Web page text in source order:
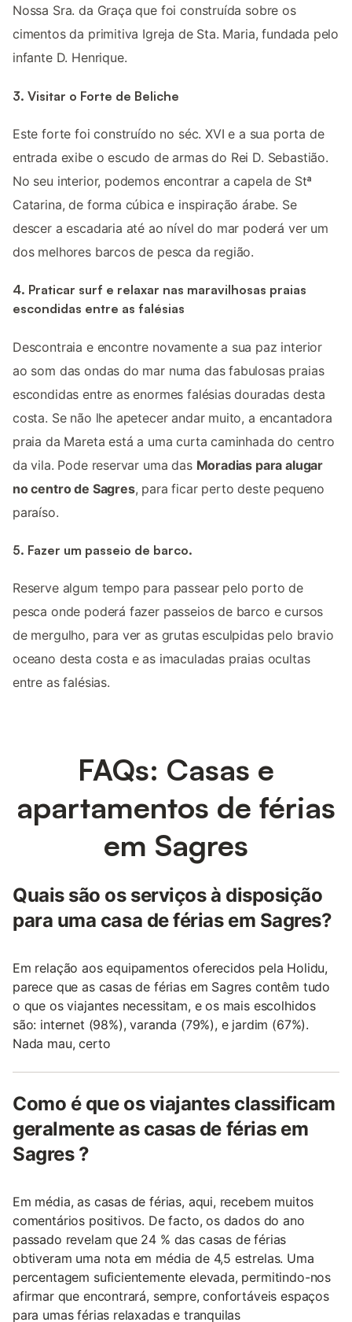
Nossa Sra. da Graça que foi construída sobre os
cimentos da primitiva Igreja de Sta. Maria, fundada pelo
infante D. Henrique.
3. Visitar o Forte de Beliche
Este forte foi construído no séc. XVI e a sua porta de
entrada exibe o escudo de armas do Rei D. Sebastião.
No seu interior, podemos encontrar a capela de Stª
Catarina, de forma cúbica e inspiração árabe. Se
descer a escadaria até ao nível do mar poderá ver um
dos melhores barcos de pesca da região.
4. Praticar surf e relaxar nas maravilhosas praias
escondidas entre as falésias
Descontraia e encontre novamente a sua paz interior
ao som das ondas do mar numa das fabulosas praias
escondidas entre as enormes falésias douradas desta
costa. Se não lhe apetecer andar muito, a encantadora
praia da Mareta está a uma curta caminhada do centro
da vila. Pode reservar uma das Moradias para alugar
no centro de Sagres, para ficar perto deste pequeno
paraíso.
5. Fazer um passeio de barco.
Reserve algum tempo para passear pelo porto de
pesca onde poderá fazer passeios de barco e cursos
de mergulho, para ver as grutas esculpidas pelo bravio
oceano desta costa e as imaculadas praias ocultas
entre as falésias.
FAQs: Casas e
apartamentos de férias
em Sagres
Quais são os serviços à disposição
para uma casa de férias em Sagres?
Em relação aos equipamentos oferecidos pela Holidu,
parece que as casas de férias em Sagres contêm tudo
o que os viajantes necessitam, e os mais escolhidos
são: internet (98%), varanda (79%), e jardim (67%).
Nada mau, certo
Como é que os viajantes classificam
geralmente as casas de férias em
Sagres ?
Em média, as casas de férias, aqui, recebem muitos
comentários positivos. De facto, os dados do ano
passado revelam que 24 % das casas de férias
obtiveram uma nota em média de 4,5 estrelas. Uma
percentagem suficientemente elevada, permitindo-nos
afirmar que encontrará, sempre, confortáveis espaços
para umas férias relaxadas e tranquilas